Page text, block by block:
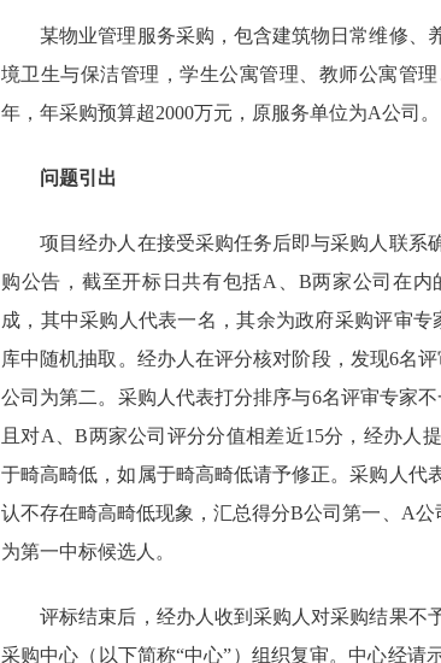
某物业管理服务采购，包含建筑物日常维修、
境卫生与保洁管理，学生公寓管理、教师公寓管
年，年采购预算超2000万元，原服务单位为A公司。
问题引出
项目经办人在接受采购任务后即与采购人联系
购公告，截至开标日共有包括A B两家公司在内
成，其中采购人代表一名，其余为政府采购评审专
库中随机抽取。经办人在评分核对阶段，发现6名
公司为第二。采购人代表打分排序与6名评审专家不
且对A 、B两家公司评分分值相差近15分，经办人
于畸高畸低，如属于畸高畸低请予修正。采购人代
认不存在畸高畸低现象，汇总得分B公司第一、 A公
为第一中标候选人。
评标结束后，经办人收到采购人对采购结果不
采购中心（以下简称“中心”）组织复审。中心经请